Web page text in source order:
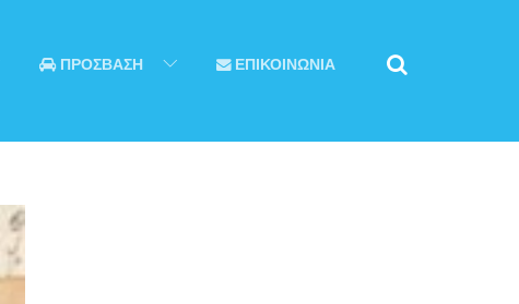
ΠΡΟΣΒΑΣΗ ΕΠΙΚΟΙΝΩΝΙΑ